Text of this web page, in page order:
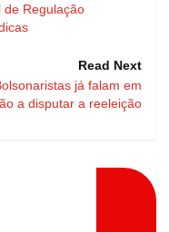
de Regulação
Read Next
já falam em
a disputar a reeleição